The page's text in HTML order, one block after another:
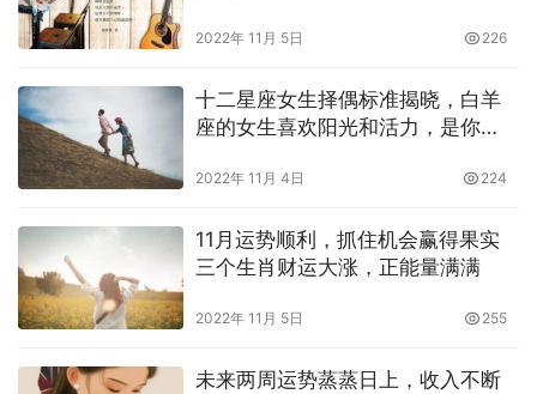
2022年 11月 5日 226
十二星座女生择偶标准揭晓，白羊
座的女生喜欢阳光和活力，是你
2022年 11月 4日 224
11月运势顺利，抓住机会赢得果实
三个生肖财运大涨，正能量满满
2022年 11月 5日 255
未来两周运势蒸蒸日上，收入不断